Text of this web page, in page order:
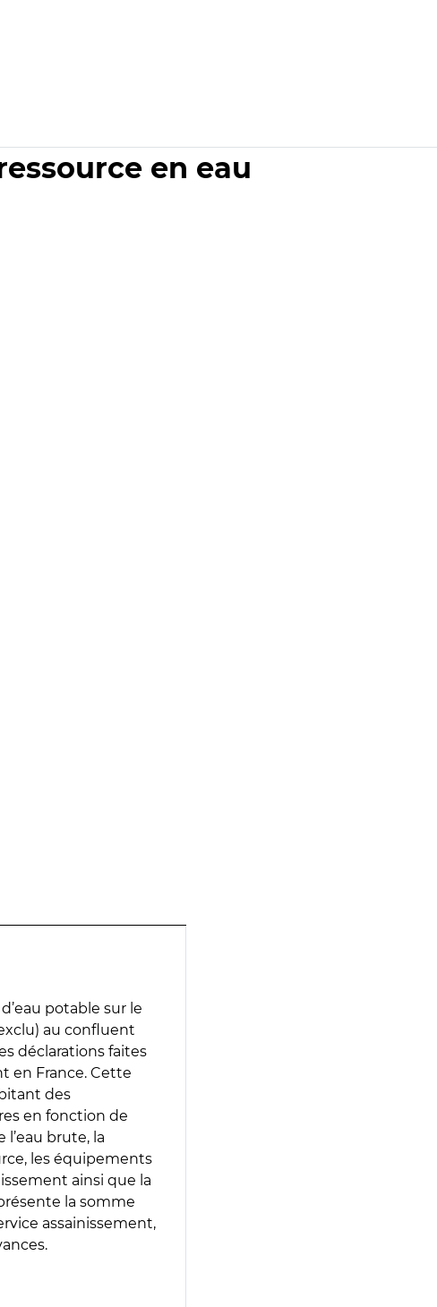
en eau
potable sur le
au confluent
déclarations faites
en France. Cette
des
en fonction de
brute, la
les équipements
ainsi que la
la somme
assainissement,